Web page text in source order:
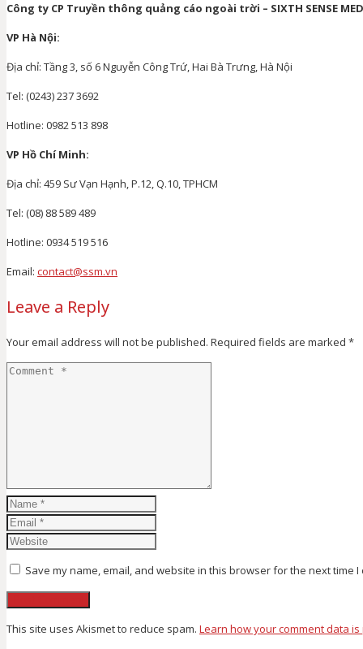
Công ty CP Truyền thông quảng cáo ngoài trời – SIXTH SENSE
VP Hà Nội:
Địa chỉ: Tầng 3, số 6 Nguyễn Công Trứ, Hai Bà Trưng, Hà Nội
Tel: (0243) 237 3692
Hotline: 0982 513 898
VP Hồ Chí Minh:
Địa chỉ: 459 Sư Vạn Hạnh, P.12, Q.10, TPHCM
Tel: (08) 88 589 489
Hotline: 0934 519 516
Email: contact@ssm.vn
Leave a Reply
Your email address will not be published. Required fields are marked *
Save my name, email, and website in this browser for the next time I
This site uses Akismet to reduce spam. Learn how your comment data